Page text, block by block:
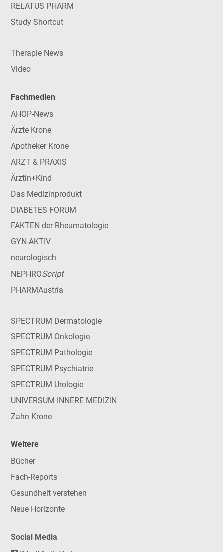
RELATUS PHARM
Study Shortcut
Therapie News
Video
Fachmedien
AHOP-News
Ärzte Krone
Apotheker Krone
ARZT & PRAXIS
Ärztin+Kind
Das Medizinprodukt
DIABETES FORUM
FAKTEN der Rheumatologie
GYN-AKTIV
neurologisch
NEPHROScript
PHARMAustria
SPECTRUM Dermatologie
SPECTRUM Onkologie
SPECTRUM Pathologie
SPECTRUM Psychiatrie
SPECTRUM Urologie
UNIVERSUM INNERE MEDIZIN
Zahn Krone
Weitere
Bücher
Fach-Reports
Gesundheit verstehen
Neue Horizonte
Social Media